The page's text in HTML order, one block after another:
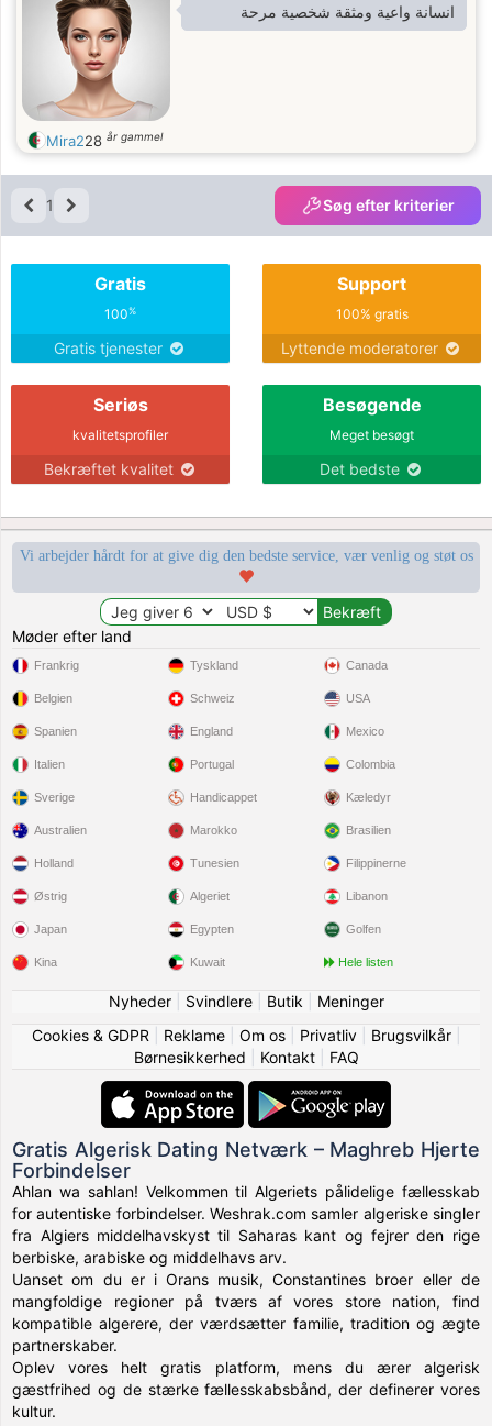
انسانة واعية ومثقة شخصية مرحة
Mira228 år gammel
1 Søg efter kriterier
Gratis
100%
Gratis tjenester
Support
100% gratis
Lyttende moderatorer
Seriøs
kvalitetsprofiler
Bekræftet kvalitet
Besøgende
Meget besøgt
Det bedste
Vi arbejder hårdt for at give dig den bedste service, vær venlig og støt os
Møder efter land
Frankrig
Belgien
Spanien
Italien
Sverige
Tyskland
Schweiz
England
Portugal
Handicappet
Canada
USA
Mexico
Colombia
Kæledyr
Australien
Holland
Østrig
Japan
Kina
Marokko
Tunesien
Algeriet
Egypten
Kuwait
Brasilien
Filippinerne
Libanon
Golfen
Hele listen
Nyheder| Svindlere| Butik
Meninger
Cookies & GDPR
Reklame| Om os| Privatliv| Brugsvilkår|
Børnesikkerhed
Kontakt| FAQ
Gratis Algerisk Dating Netværk – Maghreb Hjerte
Forbindelser
Ahlan wa sahlan! Velkommen til Algeriets pålidelige fællesskab
for autentiske forbindelser. Weshrak.com samler algeriske singler
fra Algiers middelhavskyst til Saharas kant og fejrer den rige
berbiske, arabiske og middelhavs arv.
Uanset om du er i Orans musik, Constantines broer eller de
mangfoldige regioner på tværs af vores store nation, find
kompatible algerere, der værdsætter familie, tradition og ægte
partnerskaber.
Oplev vores helt gratis platform, mens du ærer algerisk
gæstfrihed og de stærke fællesskabsbånd, der definerer vores
kultur.